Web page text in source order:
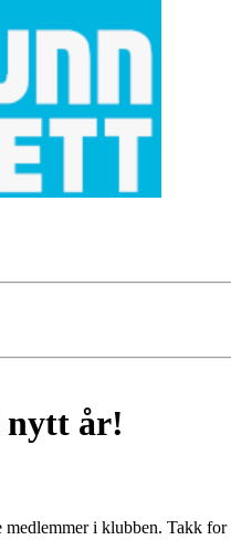
nytt år!
i klubben. Takk for